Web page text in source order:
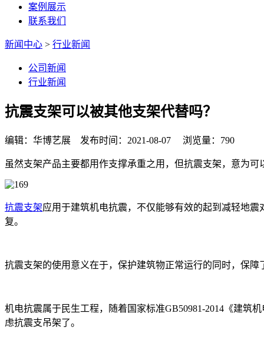
案例展示
联系我们
新闻中心 > 行业新闻
公司新闻
行业新闻
抗震支架可以被其他支架代替吗？
编辑：华博艺展 发布时间：2021-08-07 浏览量：790
虽然支架产品主要都用作支撑承重之用，但抗震支架，意为
抗震支架应用于建筑机电抗震，不仅能够有效的起到减轻地
复。
抗震支架的使用意义在于，保护建筑物正常运行的同时，保
机电抗震属于民生工程，随着国家标准GB50981-2014《建筑
虑抗震支吊架了。